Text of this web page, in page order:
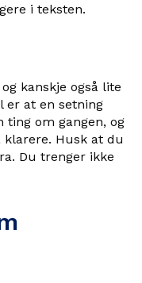
i teksten.
kanskje også lite
er at en setning
ting om gangen, og
Husk at du
Du trenger ikke